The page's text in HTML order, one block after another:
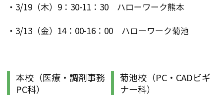
・3/19（木）9：30-11：30 ハローワーク熊本
・3/13（金）14：00-16：00 ハローワーク菊池
本校（医療・調剤事務
PC科）
菊池校（PC・CADビギ
ナー科）